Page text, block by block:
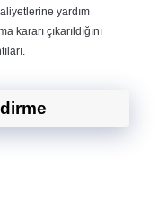
yardım
kararı çıkarıldığını